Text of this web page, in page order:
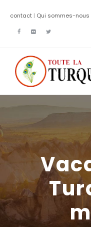
contact | Qui sommes-nous